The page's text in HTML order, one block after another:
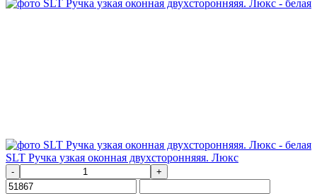
SLT Ручка узкая оконная двухсторонняяя. Люкс
- +